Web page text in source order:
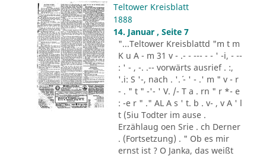
Teltower Kreisblatt
1888
14. Januar , Seite 7
"...Teltower Kreisblattd "m t m
K u A - m 31 v - .- - --- - - ' -i, - --
: ' - , -. .-- vorwärts ausrief . :,
'.i: S '-, nach . '.´ - ' - .' m " v - r
- . " t " -'- ' V. /- T a . rn " r *- e
: -e r " ." AL A s ' t. b . v- , v A ' l
t (5iu Todter im ause .
Erzählaug oen Srie . ch Derner
. (Fortsetzung) . " Ob es mir
ernst ist ? O Janka, das weißt